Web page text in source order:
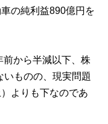
の純利益890億円を
から半減以下、株
ものの、現実問題
よりも下なのであ